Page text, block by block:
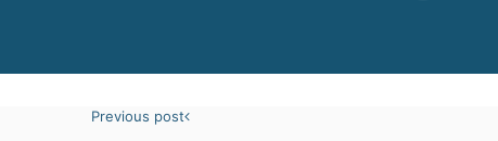
Previous post